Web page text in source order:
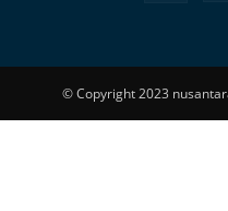
© Copyright 2023